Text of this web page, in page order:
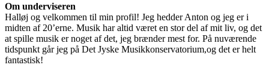
Om underviseren
Halløj og velkommen til min profil! Jeg hedder Anton og jeg er i
midten af 20’erne. Musik har altid været en stor del af mit liv, og det
at spille musik er noget af det, jeg brænder mest for. På nuværende
tidspunkt går jeg på Det Jyske Musikkonservatorium,og det er helt
fantastisk!